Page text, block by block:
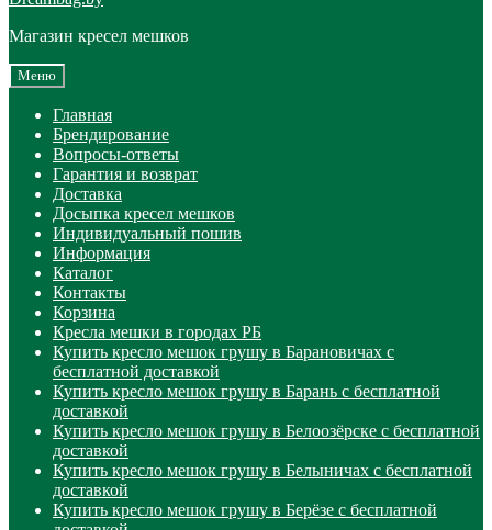
Магазин кресел мешков
Меню
Главная
Брендирование
Вопросы-ответы
Гарантия и возврат
Доставка
Досыпка кресел мешков
Индивидуальный пошив
Информация
Каталог
Контакты
Корзина
Кресла мешки в городах РБ
Купить кресло мешок грушу в Барановичах с
бесплатной доставкой
Купить кресло мешок грушу в Барань с бесплатной
доставкой
Купить кресло мешок грушу в Белоозёрске с бесплатной
доставкой
Купить кресло мешок грушу в Белыничах с бесплатной
доставкой
Купить кресло мешок грушу в Берёзе с бесплатной